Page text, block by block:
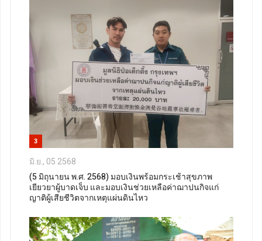
3
มิ.ย., 05 2568
(5 มิถุนายน พ.ศ. 2568) มอบเงินพร้อมกระเช้าสุขภาพ
เยียวยาผู้บาดเจ็บ และมอบเงินช่วยเหลือค่าฌาปนกิจแก่
ญาติผู้เสียชีวิตจากเหตุแผ่นดินไหว